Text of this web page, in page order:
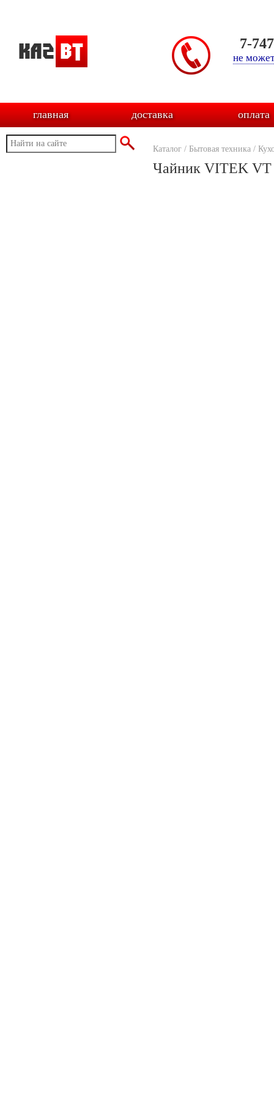
7-
не
главная доставка оплата
Каталог / Бытовая техника /
Чайник VITEK VT